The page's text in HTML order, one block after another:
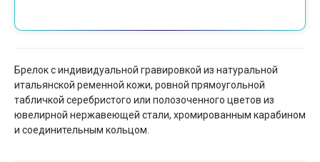
Брелок с индивидуальной гравировкой из натуральной
итальянской ременной кожи, ровной прямоугольной
табличкой серебристого или полозоченного цветов из
ювелирной нержавеющей стали, хромированным карабином
и соединительным кольцом.